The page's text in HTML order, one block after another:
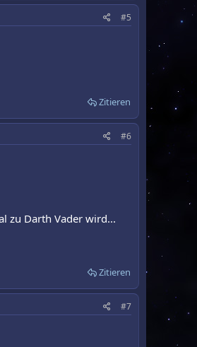
#5
Zitieren
#6
zu Darth Vader wird...
Zitieren
#7